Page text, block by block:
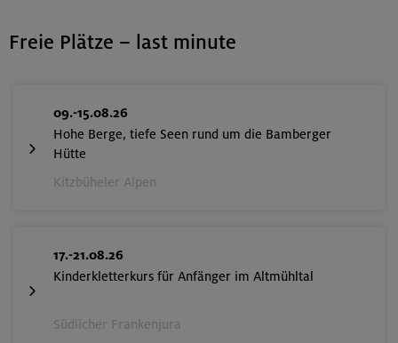
Freie Plätze – last minute
09.-15.08.26
Hohe Berge, tiefe Seen rund um die Bamberger
Hütte
Kitzbüheler Alpen
17.-21.08.26
Kinderkletterkurs für Anfänger im Altmühltal
Südlicher Frankenjura